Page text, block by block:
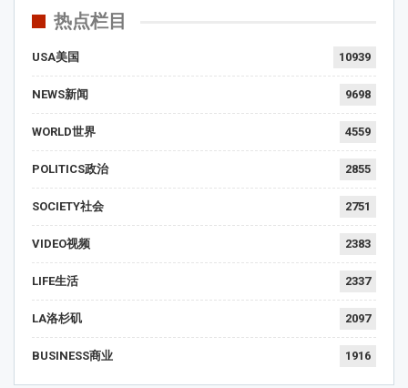
热点栏目
USA美国 10939
NEWS新闻 9698
WORLD世界 4559
POLITICS政治 2855
SOCIETY社会 2751
VIDEO视频 2383
LIFE生活 2337
LA洛杉矶 2097
BUSINESS商业 1916